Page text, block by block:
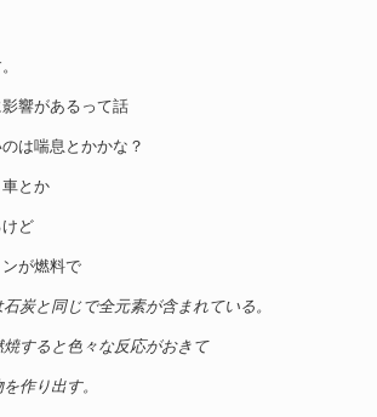
響があるって話
は喘息とかかな？
とか
ど
が燃料で
石炭と同じで全元素が含まれている。
焼すると色々な反応がおきて
作り出す。